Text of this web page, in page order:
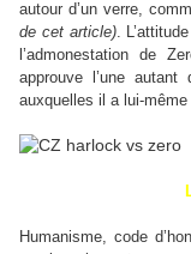
autour d’un verre,
de cet article).
l’admonestation de
approuve l’une
auxquelles il a lui-
Humanisme, code